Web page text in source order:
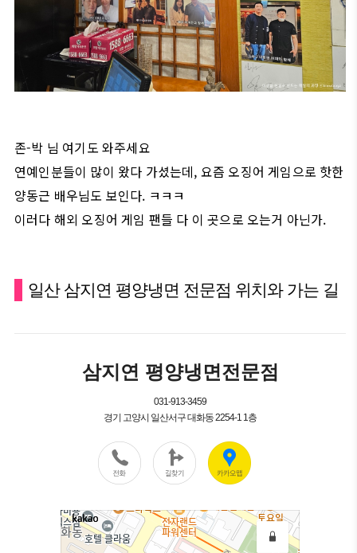
존-박 님 여기도 와주세요
연예인분들이 많이 왔다 가셨는데, 요즘 오징어 게임으로 핫한
양동근 배우님도 보인다. ㅋㅋㅋ
이러다 해외 오징어 게임 팬들 다 이 곳으로 오는거 아닌가.
일산 삼지연 평양냉면 전문점 위치와 가는 길